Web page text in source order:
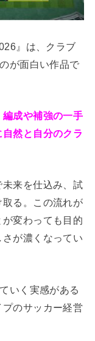
』は、クラブ
が面白い作品で
成や補強の一手
然と自分のクラ
来を仕込み、試
る。この流れが
変わっても目的
が濃くなってい
いく実感がある
のサッカー経営